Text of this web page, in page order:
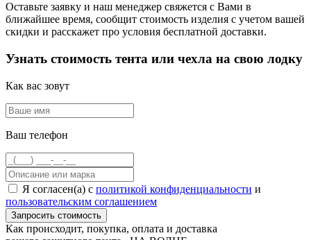
Оставьте заявку и наш менеджер свяжется с Вами в
ближайшее время, сообщит стоимость изделия с учетом вашей
скидки и расскажет про условия бесплатной доставки.
Узнать стоимость тента или чехла на свою лодку
Как вас зовут
Ваш телефон
Я согласен(а) с политикой конфиденциальности и
пользовательским соглашением
Как происходит, покупка, оплата и доставка